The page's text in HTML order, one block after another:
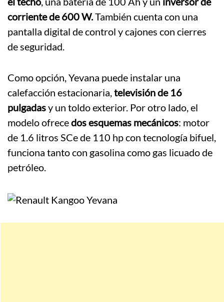
corriente de 600 W.También cuenta con una
pantalla digital de control y cajones con cierres
de seguridad.
Como opción, Yevana puede instalar una
calefacción estacionaria,televisión de 16
pulgadasy un toldo exterior. Por otro lado, el
modelo ofrecedos esquemas mecánicos: motor
de 1.6 litros SCe de 110 hp con tecnología bifuel,
funciona tanto con gasolina como gas licuado de
petróleo.